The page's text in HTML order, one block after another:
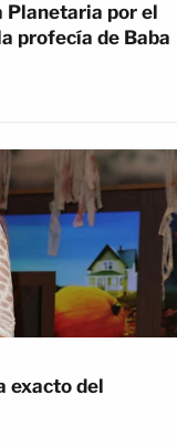
Planetaria por el
profecía de Baba
exacto del